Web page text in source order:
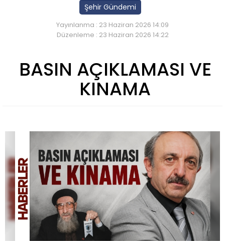
Şehir Gündemi
Yayınlanma : 23 Haziran 2026 14:09
Düzenleme : 23 Haziran 2026 14:22
BASIN AÇIKLAMASI VE
KINAMA